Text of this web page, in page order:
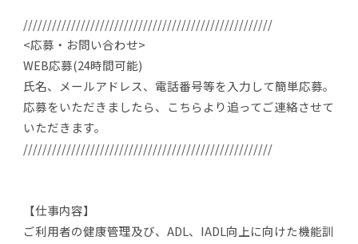
////////////////////////////////////////////////////
<応募・お問い合わせ>
WEB応募(24時間可能)
氏名、メールアドレス、電話番号等を入力して簡単応募。
応募をいただきましたら、こちらより追ってご連絡させて
いただきます。
////////////////////////////////////////////////////
【仕事内容】
ご利用者の健康管理及び、ADL、IADL向上に向けた機能訓